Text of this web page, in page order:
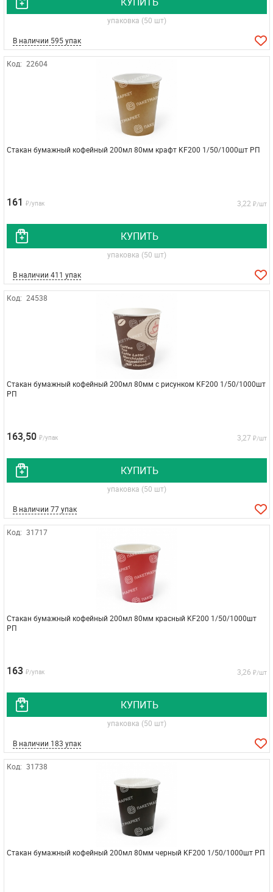
упаковка (50 шт)
В наличии 595 упак
Код: 22604
Стакан бумажный кофейный 200мл 80мм крафт KF200 1/50/1000шт РП
161 ₽/упак 3,22 ₽/шт
КУПИТЬ
упаковка (50 шт)
В наличии 411 упак
Код: 24538
Стакан бумажный кофейный 200мл 80мм с рисунком KF200 1/50/1000шт
РП
163,50 ₽/упак 3,27 ₽/шт
КУПИТЬ
упаковка (50 шт)
В наличии 77 упак
Код: 31717
Стакан бумажный кофейный 200мл 80мм красный KF200 1/50/1000шт
РП
163 ₽/упак 3,26 ₽/шт
КУПИТЬ
упаковка (50 шт)
В наличии 183 упак
Код: 31738
Стакан бумажный кофейный 200мл 80мм черный KF200 1/50/1000шт РП